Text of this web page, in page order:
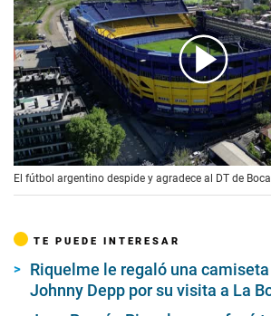
00:00/02:03
El fútbol argentino despide y agradece al DT de
TE PUEDE INTERESAR
Riquelme le regaló una camiseta
Johnny Depp por su visita a La